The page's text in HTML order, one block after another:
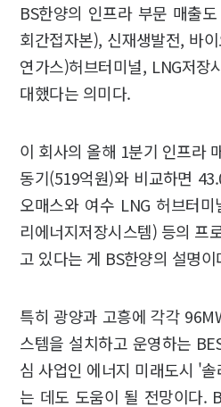
BS한양의 인프라 부문 매출
회간접자본), 신재생발전, 바
연가스)허브터미널, LNG저
대했다는 의미다.
이 회사의 올해 1분기 인프라
동기(519억원)와 비교하면
오매스와 여수 LNG 허브터미
리에너지저장시스템) 등의 프
고 있다는 게 BS한양의 설명이
특히 광양과 고흥에 각각
스템을 설치하고 운영하는
심 사업인 에너지 미래도시 '
는 데도 도움이 될 전망이다.